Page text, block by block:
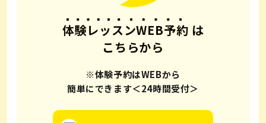
体験レッスンWEB予約 は
こちらから
※体験予約はWEBから
簡単にできます＜24時間受付＞